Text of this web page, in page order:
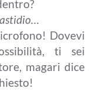
Dovevi
ti sei
magari dice